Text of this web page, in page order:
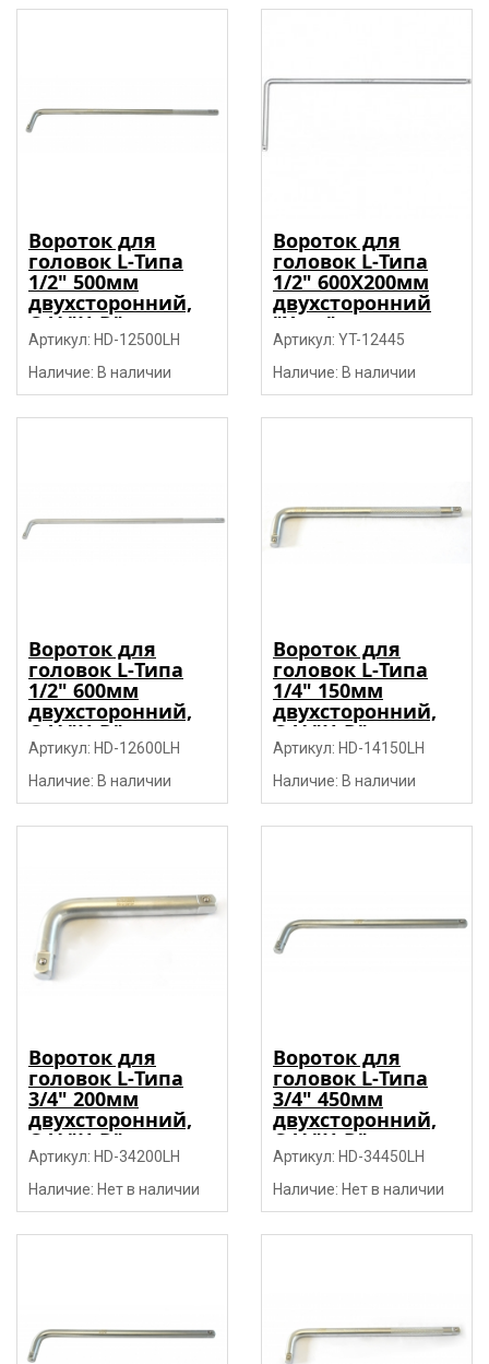
Вороток для
головок L-Типа
1/2" 500мм
двухсторонний,
CrV "H-D"
Артикул: HD-12500LH
Наличие: В наличии
Вороток для
головок L-Типа
1/2" 600X200мм
двухсторонний
"Yato"
Артикул: YT-12445
Наличие: В наличии
Вороток для
головок L-Типа
1/2" 600мм
двухсторонний,
CrV "H-D"
Артикул: HD-12600LH
Наличие: В наличии
Вороток для
головок L-Типа
1/4" 150мм
двухсторонний,
CrV "H-D"
Артикул: HD-14150LH
Наличие: В наличии
Вороток для
головок L-Типа
3/4" 200мм
двухсторонний,
CrV "H-D"
Артикул: HD-34200LH
Наличие: Нет в наличии
Вороток для
головок L-Типа
3/4" 450мм
двухсторонний,
CrV "H-D"
Артикул: HD-34450LH
Наличие: Нет в наличии